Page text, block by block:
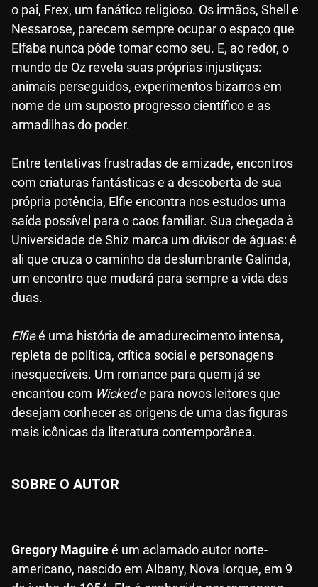
o pai, Frex, um fanático religioso. Os irmãos, Shell e
Nessarose, parecem sempre ocupar o espaço que
Elfaba nunca pôde tomar como seu. E, ao redor, o
mundo de Oz revela suas próprias injustiças:
animais perseguidos, experimentos bizarros em
nome de um suposto progresso científico e as
armadilhas do poder.
Entre tentativas frustradas de amizade, encontros
com criaturas fantásticas e a descoberta de sua
própria potência, Elfie encontra nos estudos uma
saída possível para o caos familiar. Sua chegada à
Universidade de Shiz marca um divisor de águas: é
ali que cruza o caminho da deslumbrante Galinda,
um encontro que mudará para sempre a vida das
duas.
Elfieé uma história de amadurecimento intensa,
repleta de política, crítica social e personagens
inesquecíveis. Um romance para quem já se
encantou com Wickede para novos leitores que
desejam conhecer as origens de uma das figuras
mais icônicas da literatura contemporânea.
SOBRE O AUTOR
Gregory Maguireé um aclamado autor norte-
americano, nascido em Albany, Nova Iorque, em 9